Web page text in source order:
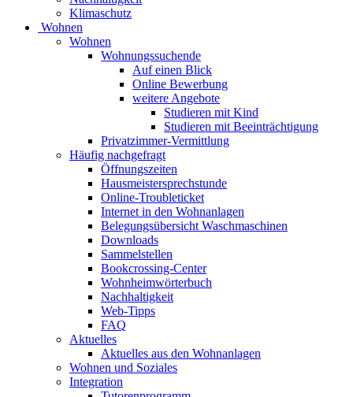
Klimaschutz
Wohnen
Wohnen
Wohnungssuchende
Auf einen Blick
Online Bewerbung
weitere Angebote
Studieren mit Kind
Studieren mit Beeinträchtigung
Privatzimmer-Vermittlung
Häufig nachgefragt
Öffnungszeiten
Hausmeistersprechstunde
Online-Troubleticket
Internet in den Wohnanlagen
Belegungsübersicht Waschmaschinen
Downloads
Sammelstellen
Bookcrossing-Center
Wohnheimwörterbuch
Nachhaltigkeit
Web-Tipps
FAQ
Aktuelles
Aktuelles aus den Wohnanlagen
Wohnen und Soziales
Integration